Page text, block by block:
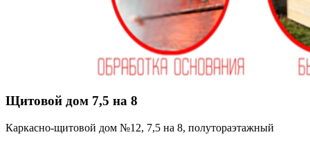
Щитовой дом 7,5 на 8
Каркасно-щитовой дом №12, 7,5 на 8, полутораэтажный